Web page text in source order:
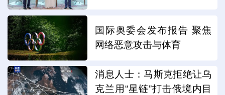
国际奥委会发布报告 聚焦
网络恶意攻击与体育
消息人士：马斯克拒绝让乌
克兰用“星链”打击俄境内目